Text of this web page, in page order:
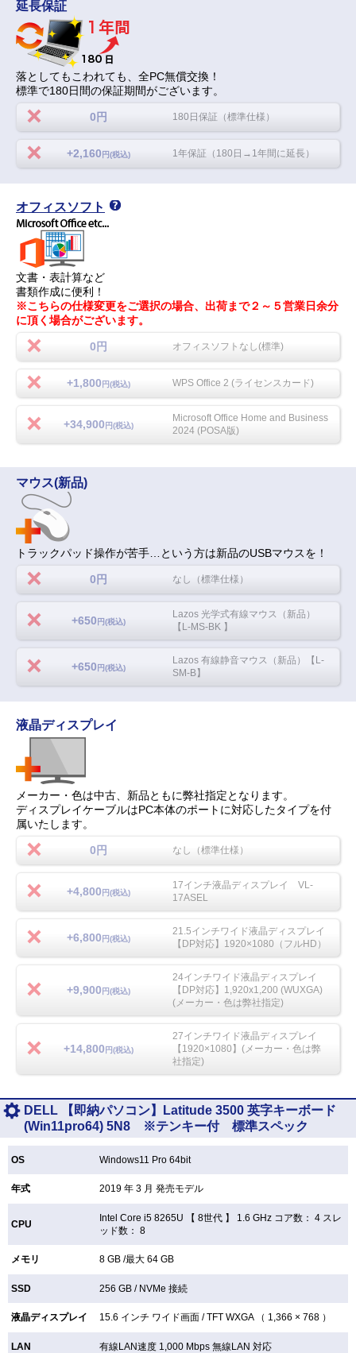
延長保証
落としてもこわれても、全PC無償交換！
標準で180日間の保証期間がございます。
0円 180日保証（標準仕様）
+2,160 円(税込) 1年保証（180日→1年間に延長）
オフィスソフト
文書・表計算など
書類作成に便利！
※こちらの仕様変更をご選択の場合、出荷まで２～５営業日余分
に頂く場合がございます。
0円 オフィスソフトなし(標準)
+1,800 円(税込) WPS Office 2 (ライセンスカード)
+34,900 円(税込)
Microsoft Office Home and Business
2024 (POSA版)
マウス(新品)
トラックパッド操作が苦手…という方は新品のUSBマウスを！
0円 なし（標準仕様）
+650 円(税込)
Lazos 光学式有線マウス（新品）
【L-MS-BK 】
+650 円(税込)
Lazos 有線静音マウス（新品）【L-
SM-B】
液晶ディスプレイ
メーカー・色は中古、新品ともに弊社指定となります。
ディスプレイケーブルはPC本体のポートに対応したタイプを付
属いたします。
0円 なし（標準仕様）
+4,800 円(税込)
17インチ液晶ディスプレイ VL-
17ASEL
+6,800 円(税込)
21.5インチワイド液晶ディスプレイ
【DP対応】1920×1080（フルHD）
+9,900 円(税込)
24インチワイド液晶ディスプレイ
【DP対応】1,920x1,200 (WUXGA)
(メーカー・色は弊社指定)
+14,800 円(税込)
27インチワイド液晶ディスプレイ
【1920×1080】(メーカー・色は弊
社指定)
DELL 【即納パソコン】Latitude 3500 英字キーボード
(Win11pro64) 5N8 ※テンキー付 標準スペック
OS Windows11 Pro 64bit
年式 2019 年 3 月 発売モデル
CPU
Intel Core i5 8265U 【8世代 】 1.6 GHz コア数： 4 スレ
ッド数： 8
メモリ 8 GB /最大 64 GB
SSD 256 GB / NVMe 接続
液晶ディスプレイ 15.6 インチ ワイド画面 /TFTWXGA （ 1,366 × 768 ）
LAN 有線LAN速度 1,000 Mbps 無線LAN対応